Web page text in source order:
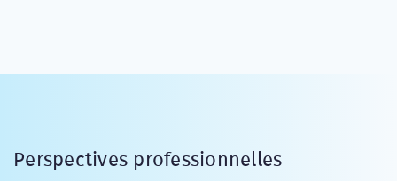
Perspectives professionnelles